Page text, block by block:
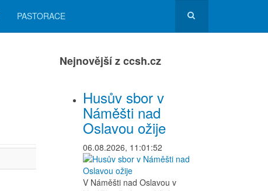
PASTORACE
Nejnovější z ccsh.cz
Husův sbor v
Náměšti nad
Oslavou ožije
06.08.2026, 11:01:52
V Náměšti nad Oslavou v